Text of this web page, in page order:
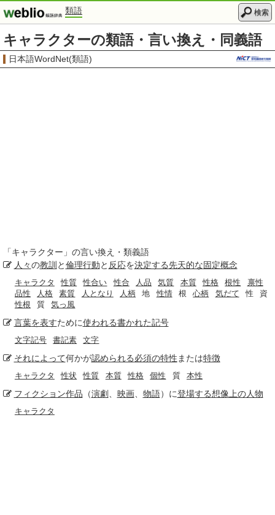
類語 検索
キャラクターの類語・言い換え・同義語
日本語WordNet(類語)
「キャラクター 」の言い換え・類義語
人々の教訓 と倫理行動と 反応を決定する先天的な固定概念
キャラクタ 性質 性合い 性合 人品 気質 本質 性格 根性
禀性
品性
人格 素質 人となり 人柄 地 性情 根 心柄 気だて 性
資
性根
質 気っ風
言葉を表すために使われる書かれた記号
文字記号 書記素 文字
それによって何かが認められる必須の特性 または特徴
キャラクタ 性状 性質 本質 性格 個性 質 本性
フィクション作品 （演劇 映画、 物語）に登場する想像上の人物
キャラクタ